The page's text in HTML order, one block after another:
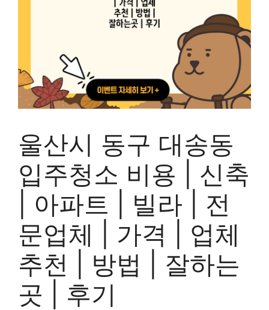
울산시 동구 대송동
입주청소 비용 | 신축
| 아파트 | 빌라 | 전
문업체 | 가격 | 업체
추천 | 방법 | 잘하는
곳 | 후기